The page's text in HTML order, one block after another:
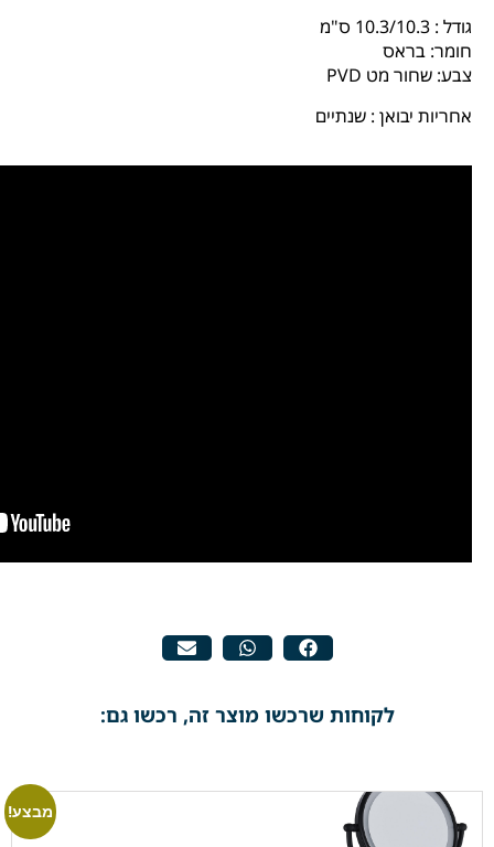
גודל : 10.3/10.3 ס"מ
חומר: בראס
צבע: שחור מט PVD
אחריות יבואן : שנתיים
לקוחות שרכשו מוצר זה, רכשו גם:
מבצע!